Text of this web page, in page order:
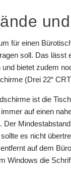
für einen
soll. Das lässt
und bietet zudem
(Drei 22“
ist die
immer auf einen
Der
es nicht
auf dem
Windows die